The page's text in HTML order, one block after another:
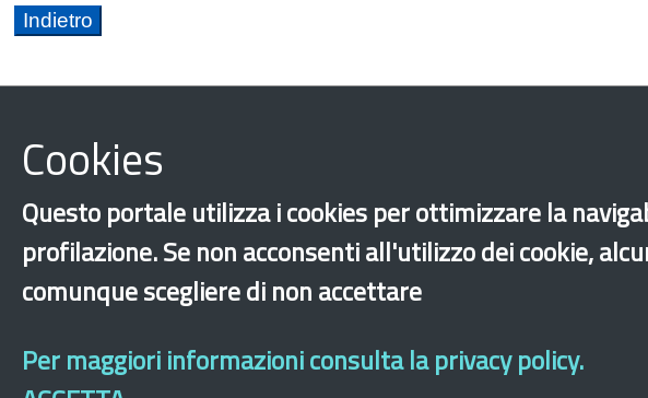
Piemonte
Provincia Autonoma di Bolzano Provincia
Veneto
Integrazione Rapporti di ricerca
Cookies
Questo portale utilizza i cookies per ottimizzare la
profilazione. Se non acconsenti all'utilizzo dei cookie,
comunque scegliere di non accettare
Per maggiori informazioni consulta la privacy policy.